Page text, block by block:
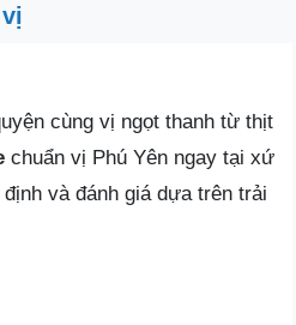
cùng vị ngọt thanh từ thịt
chuẩn vị Phú Yên ngay tại xứ
và đánh giá dựa trên trải